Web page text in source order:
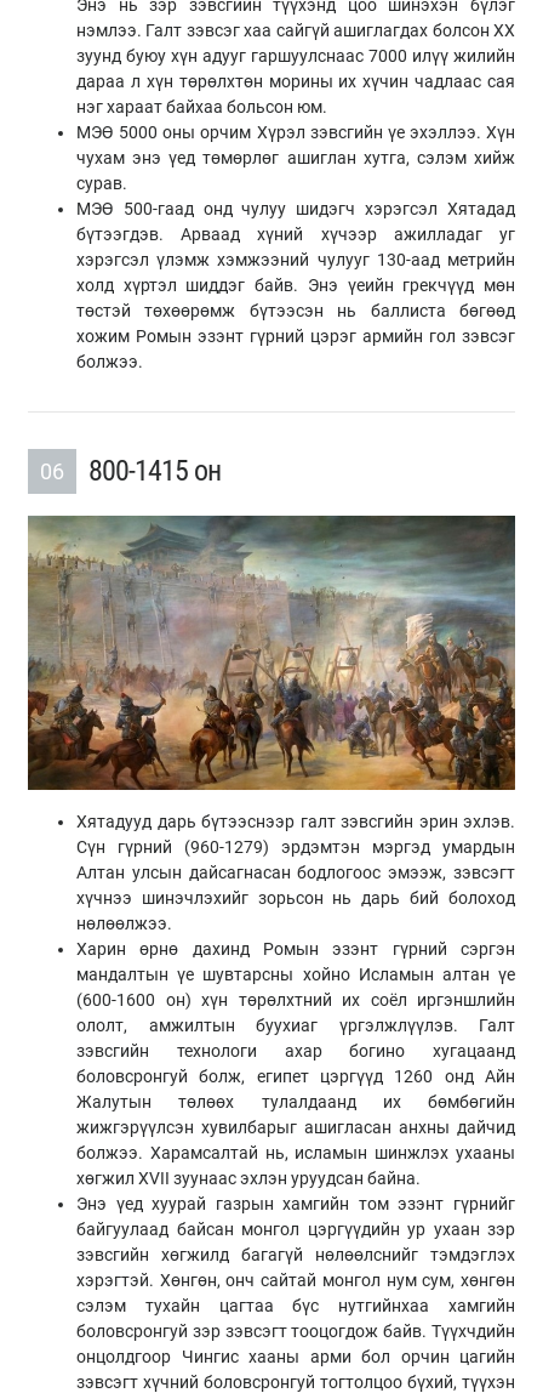
Энэ нь зэр зэвсгийн түүхэнд цоо шинэхэн бүлэг
нэмлээ. Галт зэвсэг хаа сайгүй ашиглагдах болсон XX
зуунд буюу хүн адууг гаршуулснаас 7000 илүү жилийн
дараа л хүн төрөлхтөн морины их хүчин чадлаас сая
нэг хараат байхаа больсон юм.
МЭӨ 5000 оны орчим Хүрэл зэвсгийн үе эхэллээ. Хүн
чухам энэ үед төмөрлөг ашиглан хутга, сэлэм хийж
сурав.
МЭӨ 500-гаад онд чулуу шидэгч хэрэгсэл Хятадад
бүтээгдэв. Арваад хүний хүчээр ажилладаг уг
хэрэгсэл үлэмж хэмжээний чулууг 130-аад метрийн
холд хүртэл шиддэг байв. Энэ үеийн грекчүүд мөн
төстэй төхөөрөмж бүтээсэн нь баллиста бөгөөд
хожим Ромын эзэнт гүрний цэрэг армийн гол зэвсэг
болжээ.
06 800-1415 он
Хятадууд дарь бүтээснээр галт зэвсгийн эрин эхлэв.
Сүн гүрний (960-1279) эрдэмтэн мэргэд умардын
Алтан улсын дайсагнасан бодлогоос эмээж, зэвсэгт
хүчнээ шинэчлэхийг зорьсон нь дарь бий болоход
нөлөөлжээ.
Харин өрнө дахинд Ромын эзэнт гүрний сэргэн
мандалтын үе шувтарсны хойно Исламын алтан үе
(600-1600 он) хүн төрөлхтний их соёл иргэншлийн
ололт, амжилтын буухиаг үргэлжлүүлэв. Галт
зэвсгийн технологи ахар богино хугацаанд
боловсронгуй болж, египет цэргүүд 1260 онд Айн
Жалутын төлөөх тулалдаанд их бөмбөгийн
жижгэрүүлсэн хувилбарыг ашигласан анхны дайчид
болжээ. Харамсалтай нь, исламын шинжлэх ухааны
хөгжил XVII зуунаас эхлэн уруудсан байна.
Энэ үед хуурай газрын хамгийн том эзэнт гүрнийг
байгуулаад байсан монгол цэргүүдийн ур ухаан зэр
зэвсгийн хөгжилд багагүй нөлөөлснийг тэмдэглэх
хэрэгтэй. Хөнгөн, онч сайтай монгол нум сум, хөнгөн
сэлэм тухайн цагтаа бүс нутгийнхаа хамгийн
боловсронгуй зэр зэвсэгт тооцогдож байв. Түүхчдийн
онцолдгоор Чингис хааны арми бол орчин цагийн
зэвсэгт хүчний боловсронгуй тогтолцоо бүхий, түүхэн